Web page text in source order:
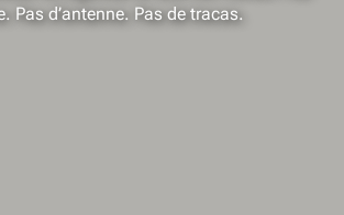
Pas d’antenne. Pas de tracas.